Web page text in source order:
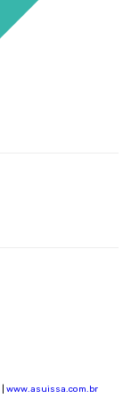
www.asuissa.com.br